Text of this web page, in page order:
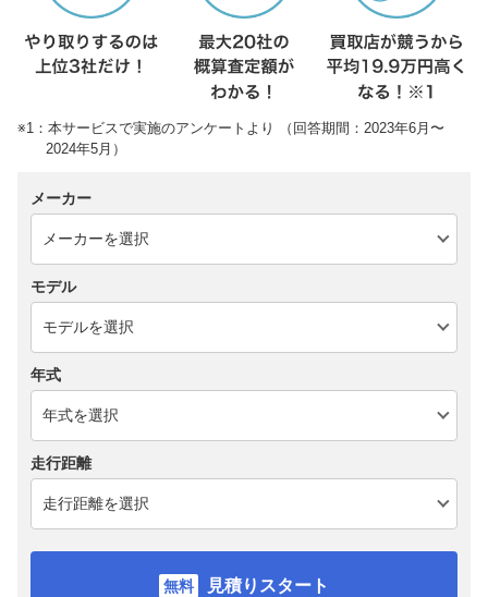
※1：本サービスで実施のアンケートより （回答期間：2023年6月〜
2024年5月）
メーカー
モデル
年式
走行距離
見積りスタート